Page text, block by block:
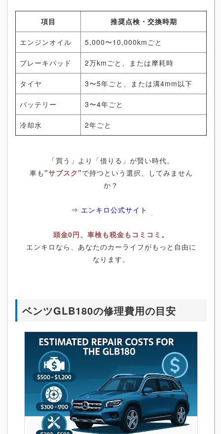
項目 推奨点検・交換時期
エンジンオイル 5,000〜10,000kmごと
ブレーキパッド 2万kmごと、または摩耗時
タイヤ 3〜5年ごと、または溝4mm以下
バッテリー 3〜4年ごと
冷却水 2年ごと
「買う」より「借りる」が賢い時代。
車も"サブスク"で持つという選択、してみません
か？
⇒ エンキロ公式サイト
頭金0円、車検も税金もコミコミ。
エンキロなら、あなたのカーライフがもっと自由に
なります。
ベンツGLB180の修理費用の目安